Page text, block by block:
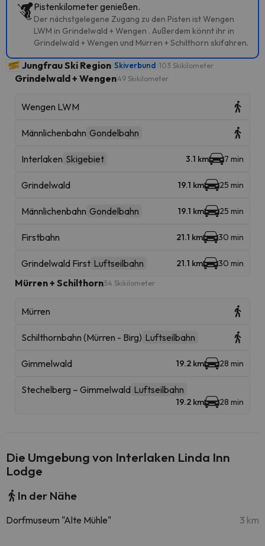
Pistenkilometer genießen.
Der nächstgelegene Zugang zu den Pisten ist Wengen
LWM in Grindelwald + Wengen . Außerdem könnt ihr in
Grindelwald + Wengen und Mürren + Schilthorn skifahren.
Jungfrau Ski Region Skiverbund 103 Skikilometer
Grindelwald + Wengen49 Skikilometer
Wengen LWM
Männlichenbahn Gondelbahn
Interlaken Skigebiet 3.1 km 7 min
Grindelwald 19.1 km 25 min
Männlichenbahn Gondelbahn 19.1 km 25 min
Firstbahn 21.1 km 30 min
Grindelwald First Luftseilbahn 21.1 km 30 min
Mürren + Schilthorn54 Skikilometer
Mürren
Schilthornbahn (Mürren - Birg) Luftseilbahn
Gimmelwald 19.2 km 28 min
Stechelberg – Gimmelwald Luftseilbahn
19.2 km 28 min
Die Umgebung von Interlaken Linda Inn
Lodge
In der Nähe
Dorfmuseum "Alte Mühle" 3 km